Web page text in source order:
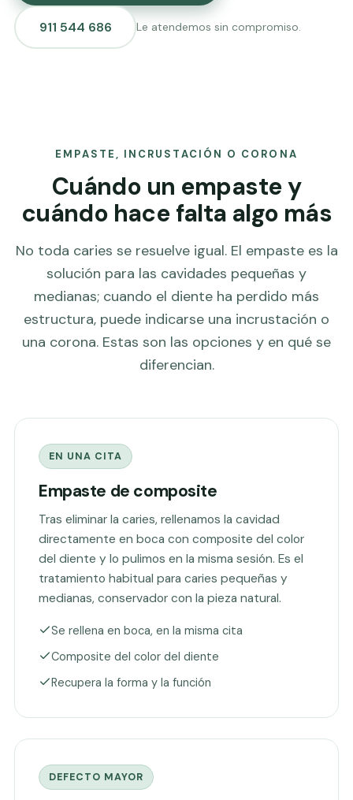
911 544 686 Le atendemos sin compromiso.
EMPASTE, INCRUSTACIÓN O CORONA
Cuándo un empaste y
cuándo hace falta algo más
No toda caries se resuelve igual. El empaste es la
solución para las cavidades pequeñas y
medianas; cuando el diente ha perdido más
estructura, puede indicarse una incrustación o
una corona. Estas son las opciones y en qué se
diferencian.
EN UNA CITA
Empaste de composite
Tras eliminar la caries, rellenamos la cavidad
directamente en boca con composite del color
del diente y lo pulimos en la misma sesión. Es el
tratamiento habitual para caries pequeñas y
medianas, conservador con la pieza natural.
Se rellena en boca, en la misma cita
Composite del color del diente
Recupera la forma y la función
DEFECTO MAYOR